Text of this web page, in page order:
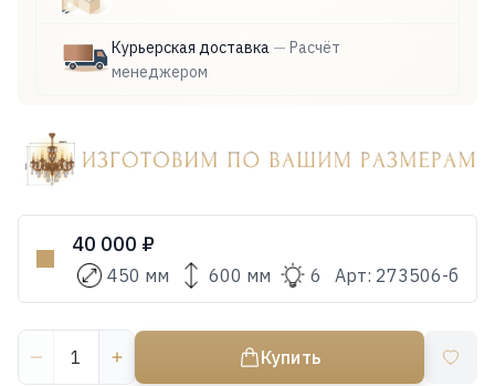
Курьерская доставка — Расчёт
менеджером
40 000 ₽
450 мм 600 мм 6 Арт: 273506-б
Купить